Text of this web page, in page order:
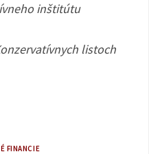
inštitútu
listoch
FINANCIE